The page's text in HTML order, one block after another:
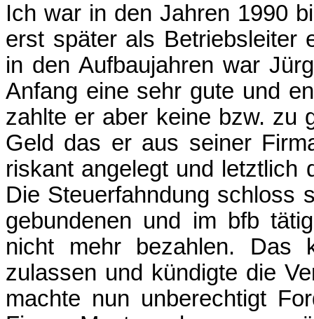
Ich war in den Jahren 1990
erst später als Betriebsleiter
in den Aufbaujahren war
Anfang eine sehr gute und
zahlte er aber keine bzw. zu
Geld das er aus seiner
riskant angelegt und letztlich
Die Steuerfahndung schloss
gebundenen und im bfb
nicht mehr bezahlen. Das
zulassen und kündigte die
machte nun unberechtigt